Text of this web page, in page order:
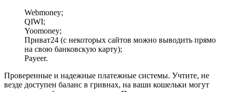
Webmoney;
QIWI;
Yoomoney;
Приват24 (с некоторых сайтов можно выводить прямо
на свою банковскую карту);
Payeer.
Проверенные и надежные платежные системы. Учтите, не
везде доступен баланс в гривнах, на ваши кошельки могут